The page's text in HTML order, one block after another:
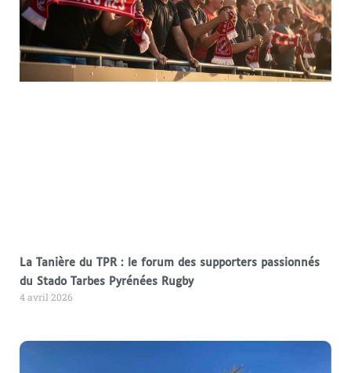
La Tanière du TPR : le forum des supporters passionnés
du Stado Tarbes Pyrénées Rugby
4 avril 2026